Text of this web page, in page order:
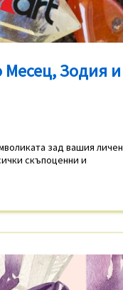
Зодия и
зад вашия личен
скъпоценни и